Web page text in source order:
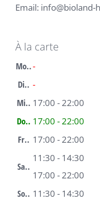
Email:
À la carte
Mo..-
Di.. -
Mi.. 17:00 - 22:00
Do.. 17:00 - 22:00
Fr.. 17:00 - 22:00
Sa..
11:30 - 14:30
17:00 - 22:00
So.. 11:30 - 14:30